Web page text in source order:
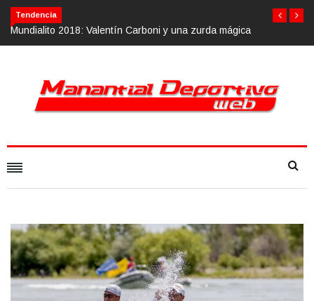
Tendencia
Calvario Race 2018, 10 de noviembre